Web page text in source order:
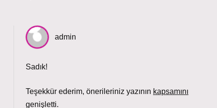
admin
Sadık!
Teşekkür ederim, önerileriniz yazının kapsamını
genişletti.